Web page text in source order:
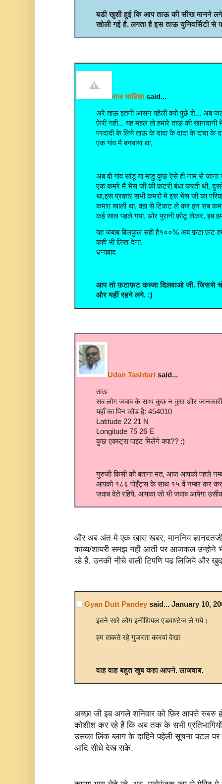
बडी खुशी हुई कि आप ताऊ की सीख मानने
खोली गई है. लगता है इस ताऊ युनिवर्सिटी
राज भाटिय़ाsaid...
अरे ताऊ इतनी आसन पहेली क्यो पुछे शे... अब
फ़ेरी नही... यह महल तो हमारे ताऊ की खानदानी
परदादी के लिये ताऊ के दादा के दादा के दादा
एक गांव मै बनबाया था,
अब वो गांव सांडू या मांडु कुछ ऎसे ही नाम से
एक कमरे मै भेंस जी की कटरी बंधा करती थी,
था,इस प्रकार सभी कमरो मे इस भेंस जी का
कमरा खाली था, वहा से टिकट ले कर इन सब
कई साल पहले गया, ओर पुरानी फ़ोटू लेकर, इब
यह जबाब बिलकुल सही है१००% अब फ़टा फ़ट
कही भी लिख देना.
धन्यवाद
आप तो फ़टाफ़ट कब्जा दिलवाओ जी. जिससे
और यहीं रहने लगे. :)
Udan Tashtari said...
ताऊ
सब लोग जबाब के साथ कुछ न कुछ और जानकारी
यहाँ का पिन कोड है: 454010
Latitude 22 21 N
Longitude 75 26 E
कुछ एक्स्ट्रा पाइंट मिलेंगे क्या?? :)
गुरुजी किसी को बताना मत, आज आपको पहले
आपको १८६ पोईंट्स के साथ १५ वें नम्बर कर कर
जवाब देते रहिये. आपका जो भी जवाब आयेगा
और अब अंत मे एक खास खबर, माननिय ज्ञानदतजी
काव्य/शायरी समझ नही आती पर आजकल उन्होने
रहे हैं. उनकी नीचे वाली टिपणि पढ लिजिये और
Gyan Dutt Pandey said... January 10,
इतने सारे लोग इनीशियल एडवाण्टेज ले गये।
हम ताकते रहे गुजरता कारवां देख!
वाह वाह बहुत खूब कहा आपने. लाजवाब.
अच्छा जी इब अगले शनिवार को फ़िर आपसे रुबरु
कोशीश कर रहे हैं कि अब तक के सभी
उसका लिंक ब्लाग के दाहिने पहेली सूचना पटल
आदि सीधे देख सके.